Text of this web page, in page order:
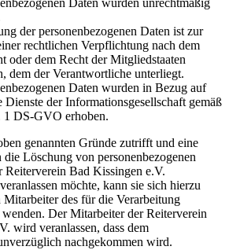
Daten wurden unrechtmäßig
der personenbezogenen Daten ist zur
rechtlichen Verpflichtung nach dem
oder dem Recht der Mitgliedstaaten
dem der Verantwortliche unterliegt.
Daten wurden in Bezug auf
Dienste der Informationsgesellschaft gemäß
DS-GVO erhoben.
genannten Gründe zutrifft und eine
die Löschung von personenbezogenen
Reiterverein Bad Kissingen e.V.
möchte, kann sie sich hierzu
Mitarbeiter des für die Verarbeitung
Der Mitarbeiter der Reiterverein
wird veranlassen, dass dem
nachgekommen wird.